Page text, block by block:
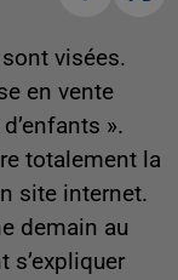
visées.
en vente
».
totalement la
site internet.
demain au
s’expliquer